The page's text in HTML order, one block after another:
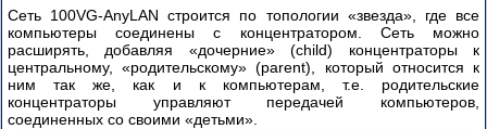
Сеть 100VG-AnyLAN строится по топологии «звезда», где все
компьютеры соединены с концентратором. Сеть можно
расширять, добавляя «дочерние» (child) концентраторы к
центральному, «родительскому» (parent), который относится к
ним так же, как и к компьютерам, т.е. родительские
концентраторы управляют передачей компьютеров,
соединенных со своими «детьми».